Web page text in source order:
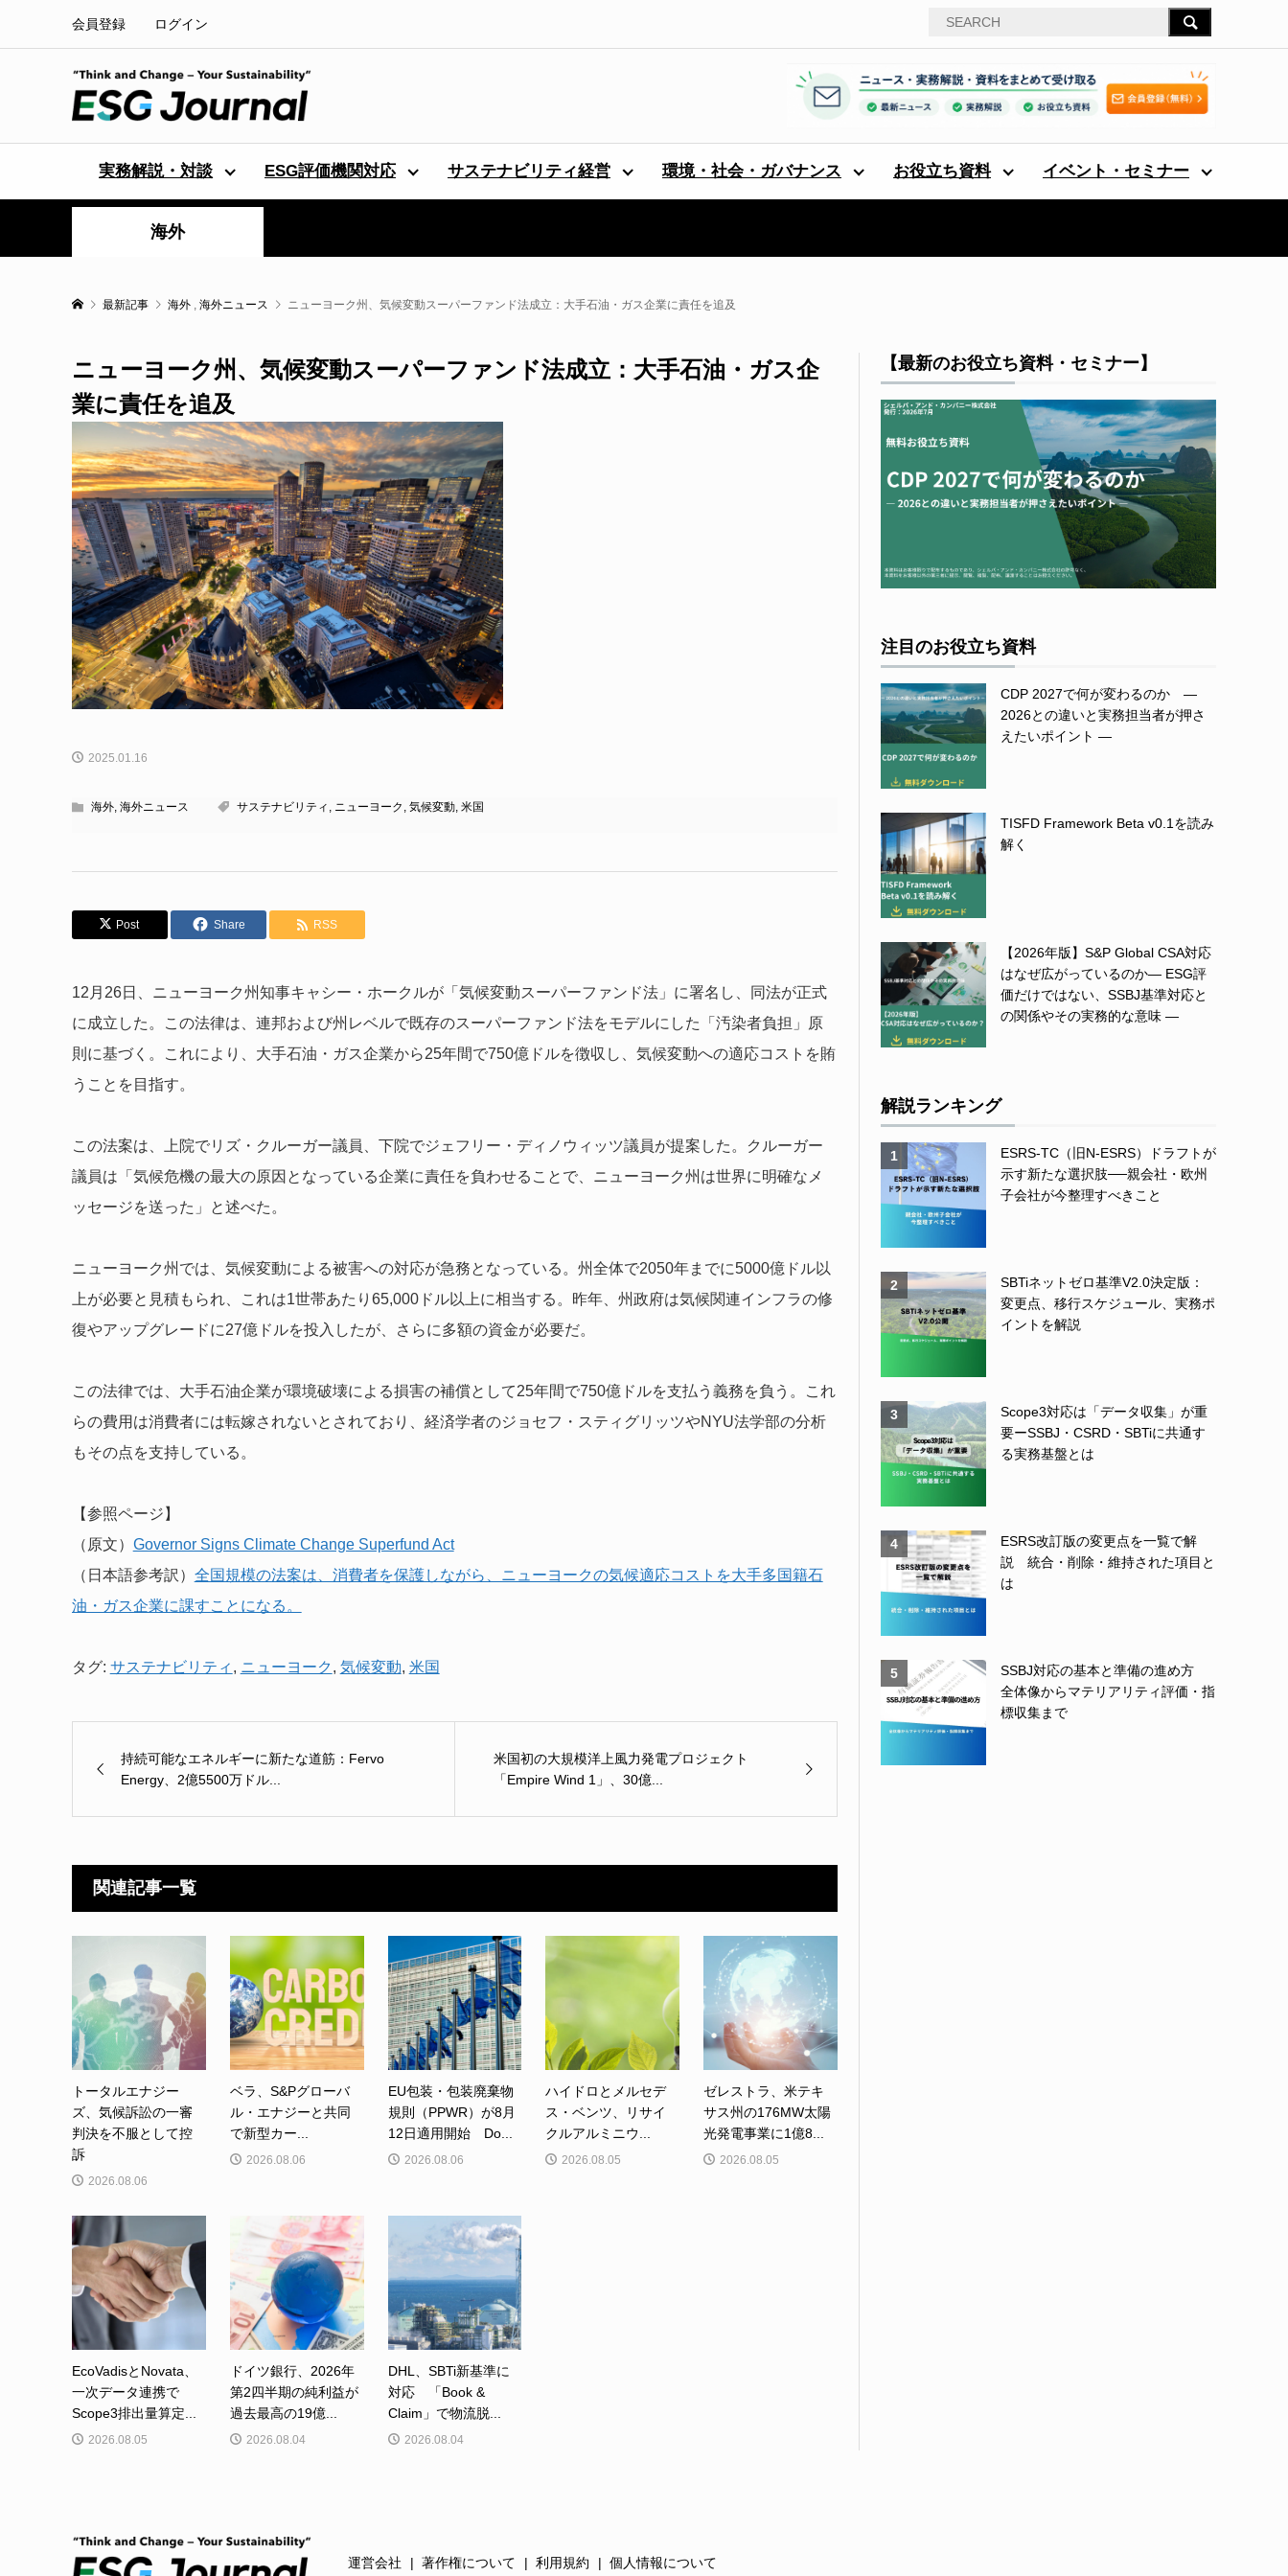
会員登録 ログイン
実務解説・対談 ESG評価機関対応 サステナビリティ経営 環境・社会・ガバナンス お役立ち資料 イベント・セミナー
海外
最新記事 海外 , 海外ニュース ニューヨーク州、気候変動スーパーファンド法成立：大手石油・ガス企業に責任を追及
ニューヨーク州、気候変動スーパーファンド法成立：大手石油・ガス企
業に責任を追及
2025.01.16
海外, 海外ニュース サステナビリティ , ニューヨーク , 気候変動, 米国
Post Share RSS
12月26日、ニューヨーク州知事キャシー・ホークルが「気候変動スーパーファンド法」に署名し、同法が正式
に成立した。この法律は、連邦および州レベルで既存のスーパーファンド法をモデルにした「汚染者負担」原
則に基づく。これにより、大手石油・ガス企業から25年間で750億ドルを徴収し、気候変動への適応コストを賄
うことを目指す。
この法案は、上院でリズ・クルーガー議員、下院でジェフリー・ディノウィッツ議員が提案した。クルーガー
議員は「気候危機の最大の原因となっている企業に責任を負わせることで、ニューヨーク州は世界に明確なメ
ッセージを送った」と述べた。
ニューヨーク州では、気候変動による被害への対応が急務となっている。州全体で2050年までに5000億ドル以
上が必要と見積もられ、これは1世帯あたり65,000ドル以上に相当する。昨年、州政府は気候関連インフラの修
復やアップグレードに27億ドルを投入したが、さらに多額の資金が必要だ。
この法律では、大手石油企業が環境破壊による損害の補償として25年間で750億ドルを支払う義務を負う。これ
らの費用は消費者には転嫁されないとされており、経済学者のジョセフ・スティグリッツやNYU法学部の分析
もその点を支持している。
【参照ページ】
（原文） Governor Signs Climate Change Superfund Act
（日本語参考訳） 全国規模の法案は、消費者を保護しながら、ニューヨークの気候適応コストを大手多国籍石
油・ガス企業に課すことになる。
タグ: サステナビリティ , ニューヨーク , 気候変動, 米国
持続可能なエネルギーに新たな道筋：Fervo
Energy、2億5500万ドル...
米国初の大規模洋上風力発電プロジェクト
「Empire Wind 1」、30億...
関連記事一覧
トータルエナジー
ズ、気候訴訟の一審
判決を不服として控
訴
2026.08.06
ベラ、S&Pグローバ
ル・エナジーと共同
で新型カー...
2026.08.06
EU包装・包装廃棄物
規則（PPWR）が8月
12日適用開始 Do...
2026.08.06
ハイドロとメルセデ
ス・ベンツ、リサイ
クルアルミニウ...
2026.08.05
ゼレストラ、米テキ
サス州の176MW太陽
光発電事業に1億8...
2026.08.05
EcoVadisとNovata、
一次データ連携で
Scope3排出量算定...
2026.08.05
ドイツ銀行、2026年
第2四半期の純利益が
過去最高の19億...
2026.08.04
DHL、SBTi新基準に
対応 「Book &
Claim」で物流脱...
2026.08.04
【最新のお役立ち資料・セミナー】
注目のお役立ち資料
CDP 2027で何が変わるのか ―
2026との違いと実務担当者が押さ
えたいポイント ―
TISFD Framework Beta v0.1を読み
解く
【2026年版】S&P Global CSA対応
はなぜ広がっているのか― ESG評
価だけではない、SSBJ基準対応と
の関係やその実務的な意味 ―
解説ランキング
1
ESRS-TC（旧N-ESRS）ドラフトが
示す新たな選択肢──親会社・欧州
子会社が今整理すべきこと
2
SBTiネットゼロ基準V2.0決定版：
変更点、移行スケジュール、実務ポ
イントを解説
3
Scope3対応は「データ収集」が重
要ーSSBJ・CSRD・SBTiに共通す
る実務基盤とは
4
ESRS改訂版の変更点を一覧で解
説 統合・削除・維持された項目と
は
5
SSBJ対応の基本と準備の進め方
全体像からマテリアリティ評価・指
標収集まで
運営会社 著作権について 利用規約 個人情報について